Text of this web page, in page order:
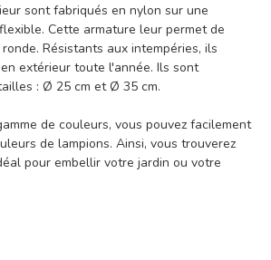
sont fabriqués en nylon sur une
Cette armature leur permet de
Résistants aux intempéries, ils
extérieur toute l'année. Ils sont
: Ø 25 cm et Ø 35 cm.
de couleurs, vous pouvez facilement
de lampions. Ainsi, vous trouverez
pour embellir votre jardin ou votre